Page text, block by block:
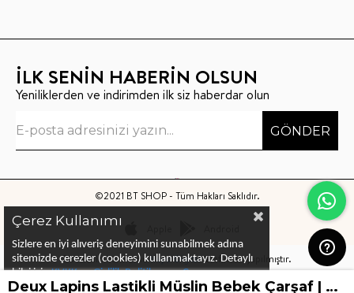
İLK SENİN HABERİN OLSUN
Yeniliklerden ve indirimden ilk siz haberdar olun
GÖNDER
©2021 BT SHOP - Tüm Hakları Saklıdır.
Bu sitenin kurulumuKeyo Digitaltarafından yapılmıştır.
Çerez Kullanımı
Sizlere en iyi alıveriş deneyimini sunabilmek adına
sitemizde çerezler (cookies) kullanmaktayız. Detaylı
bilgi için KVKK ve Gizlilik Politikası veÇerez
Politika larını inceleyebilirsiniz Deux Lapins Lastikli Müslin Bebek Çarşaf | Endless Blue